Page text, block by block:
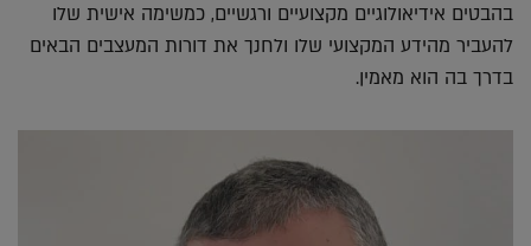
בהבטים אידיאולוגיים מקצועיים ורגשיים, כמשימה אישית שלו
להעביר מהידע המקצועי שלו ולחנך את דורות המעצבים הבאים
בדרך בה הוא מאמין.